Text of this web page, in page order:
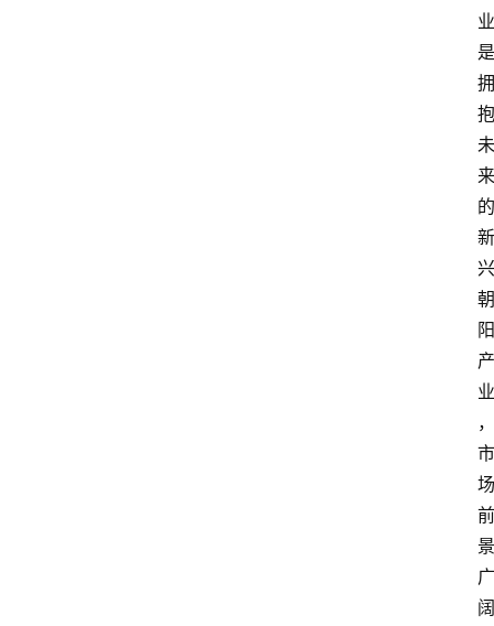
业
是
拥
抱
未
来
的
新
兴
朝
阳
产
业
，
市
场
前
景
广
阔